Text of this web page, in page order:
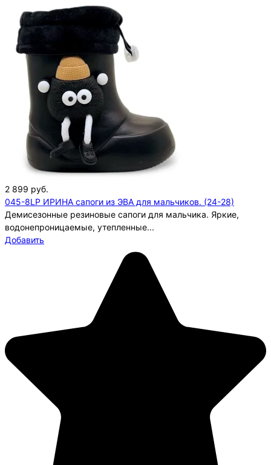
2 899 руб.
045-8LP ИРИНА сапоги из ЭВА для мальчиков. (24-28)
Демисезонные резиновые сапоги для мальчика. Яркие,
водонепроницаемые, утепленные...
Добавить